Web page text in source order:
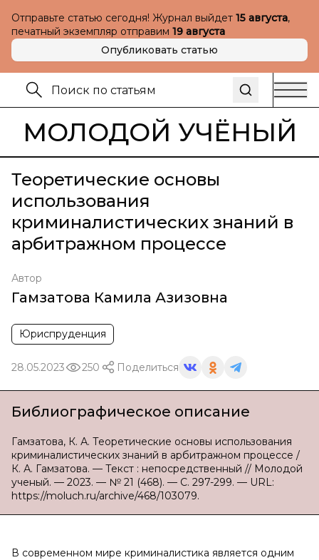
Отправьте статью сегодня! Журнал выйдет 15 августа,
печатный экземпляр отправим 19 августа
Опубликовать статью
МОЛОДОЙ УЧЁНЫЙ
Теоретические основы
использования
криминалистических знаний в
арбитражном процессе
Автор
Гамзатова Камила Азизовна
Юриспруденция
28.05.2023 250 Поделиться
Библиографическое описание
Гамзатова, К. А. Теоретические основы использования
криминалистических знаний в арбитражном процессе /
К. А. Гамзатова. — Текст : непосредственный // Молодой
ученый. — 2023. — № 21 (468). — С. 297-299. — URL:
https://moluch.ru/archive/468/103079.
В современном мире криминалистика является одним